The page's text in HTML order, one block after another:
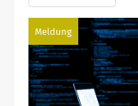
Meldung